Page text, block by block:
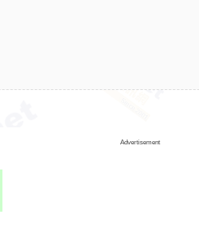
Advertisement